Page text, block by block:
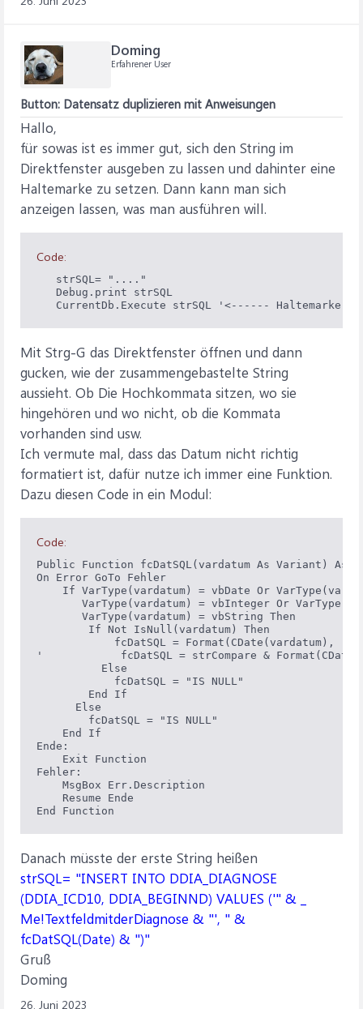
Doming
Erfahrener User
Button: Datensatz duplizieren mit Anweisungen
Hallo,
für sowas ist es immer gut, sich den String im
Direktfenster ausgeben zu lassen und dahinter eine
Haltemarke zu setzen. Dann kann man sich
anzeigen lassen, was man ausführen will.
Code:
   strSQL= "...."
   Debug.print strSQL
   CurrentDb.Execute strSQL '<------ Haltemarke
Mit Strg-G das Direktfenster öffnen und dann
gucken, wie der zusammengebastelte String
aussieht. Ob Die Hochkommata sitzen, wo sie
hingehören und wo nicht, ob die Kommata
vorhanden sind usw.
Ich vermute mal, dass das Datum nicht richtig
formatiert ist, dafür nutze ich immer eine Funktion.
Dazu diesen Code in ein Modul:
Code:
Public Function fcDatSQL(vardatum As Variant) As
On Error GoTo Fehler
If VarType(vardatum) = vbDate Or
VarType(vardatum) = vbInteger Or
       VarType(vardatum) = vbString Then
        If Not IsNull(vardatum) Then
fcDatSQL = Format(CDate(vardatum),
'            fcDatSQL = strCompare &
          Else
            fcDatSQL = "IS NULL"
        End If
      Else
        fcDatSQL = "IS NULL"
    End If
Ende:
    Exit Function
Fehler:
    MsgBox Err.Description
    Resume Ende
End Function
Danach müsste der erste String heißen
strSQL= "INSERT INTO DDIA_DIAGNOSE
(DDIA_ICD10, DDIA_BEGINND) VALUES ('" & _
Me!TextfeldmitderDiagnose & "', " &
fcDatSQL(Date) & ")"
Gruß
Doming
26. Juni 2023